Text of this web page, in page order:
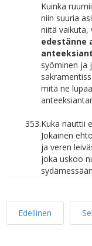
Kuinka
niin suuria
niitä vaikuta,
edestänne
syöminen ja
mitä ne
353.Kuka nauttii
Jokainen
ja veren
joka uskoo
Edellinen